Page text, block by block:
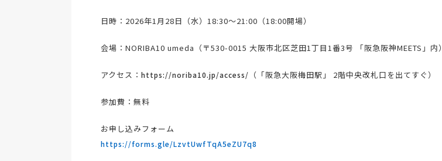
日時：2026年1月28日（水）18:30〜21:00（18:00開場）
会場：NORIBA10 umeda（〒530-0015 大阪市北区芝田1丁目1番3号 「阪急阪神MEETS」内）
アクセス： https://noriba10.jp/access/ （「阪急大阪梅田駅」 2階中央改札口を出てすぐ）
参加費：無料
お申し込みフォーム
https://forms.gle/LzvtUwfTqA5eZU7q8